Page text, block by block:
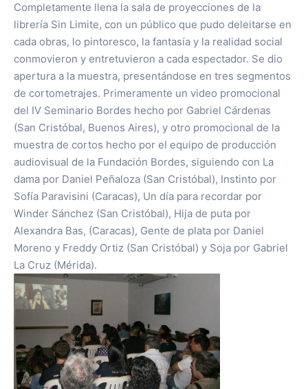
Completamente llena la sala de proyecciones de la
librería Sin Limite, con un público que pudo deleitarse en
cada obras, lo pintoresco, la fantasía y la realidad social
conmovieron y entretuvieron a cada espectador. Se dio
apertura a la muestra, presentándose en tres segmentos
de cortometrajes. Primeramente un video promocional
del IV Seminario Bordes hecho por Gabriel Cárdenas
(San Cristóbal, Buenos Aires), y otro promocional de la
muestra de cortos hecho por el equipo de producción
audiovisual de la Fundación Bordes, siguiendo con La
dama por Daniel Peñaloza (San Cristóbal), Instinto por
Sofía Paravisini (Caracas), Un día para recordar por
Winder Sánchez (San Cristóbal), Hija de puta por
Alexandra Bas, (Caracas), Gente de plata por Daniel
Moreno y Freddy Ortiz (San Cristóbal) y Soja por Gabriel
La Cruz (Mérida).